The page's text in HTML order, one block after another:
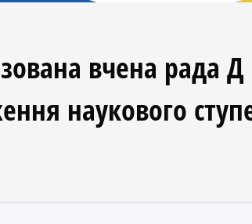
вчена рада
наукового